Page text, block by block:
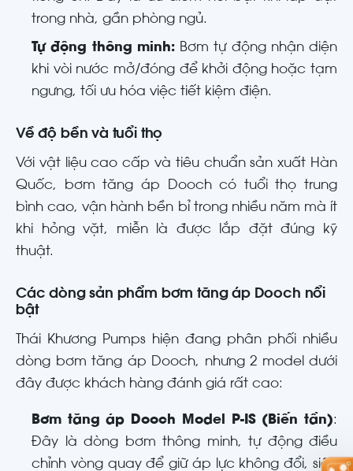
trong nhà, gần phòng ngủ.
Tự động thông minh:Bơm tự động nhận diện
khi vòi nước mở/đóng để khởi động hoặc tạm
ngưng, tối ưu hóa việc tiết kiệm điện.
Về độ bền và tuổi thọ
Với vật liệu cao cấp và tiêu chuẩn sản xuất Hàn
Quốc, bơm tăng áp Dooch có tuổi thọ trung
bình cao, vận hành bền bỉ trong nhiều năm mà ít
khi hỏng vặt, miễn là được lắp đặt đúng kỹ
thuật.
Các dòng sản phẩm bơm tăng áp Dooch nổi
bật
Thái Khương Pumps hiện đang phân phối nhiều
dòng bơm tăng áp Dooch, nhưng 2 model dưới
đây được khách hàng đánh giá rất cao:
Bơm tăng áp Dooch Model P-IS (Biến tần):
Đây là dòng bơm thông minh, tự động điều
chỉnh vòng quay để giữ áp lực không đổi, siêu